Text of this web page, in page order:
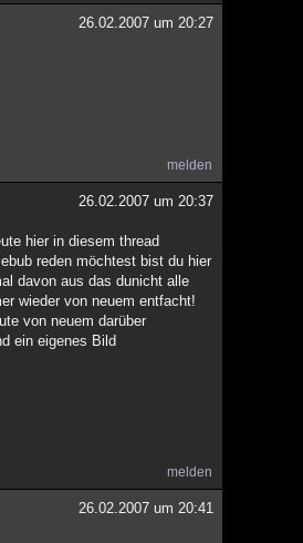
26.02.2007 um 20:27
melden
26.02.2007 um 20:37
hier in diesem thread
reden möchtest bist du hier
davon aus das dunicht alle
wieder von neuem entfacht!
von neuem darüber
ein eigenes Bild
melden
26.02.2007 um 20:41